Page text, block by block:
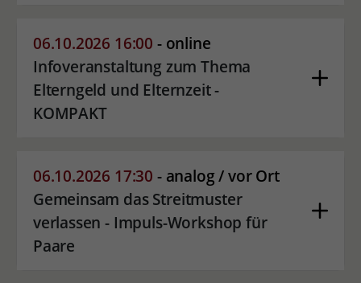
06.10.2026 16:00 - online
Infoveranstaltung zum Thema
Elterngeld und Elternzeit -
KOMPAKT
06.10.2026 17:30 - analog / vor Ort
Gemeinsam das Streitmuster
verlassen - Impuls-Workshop für
Paare